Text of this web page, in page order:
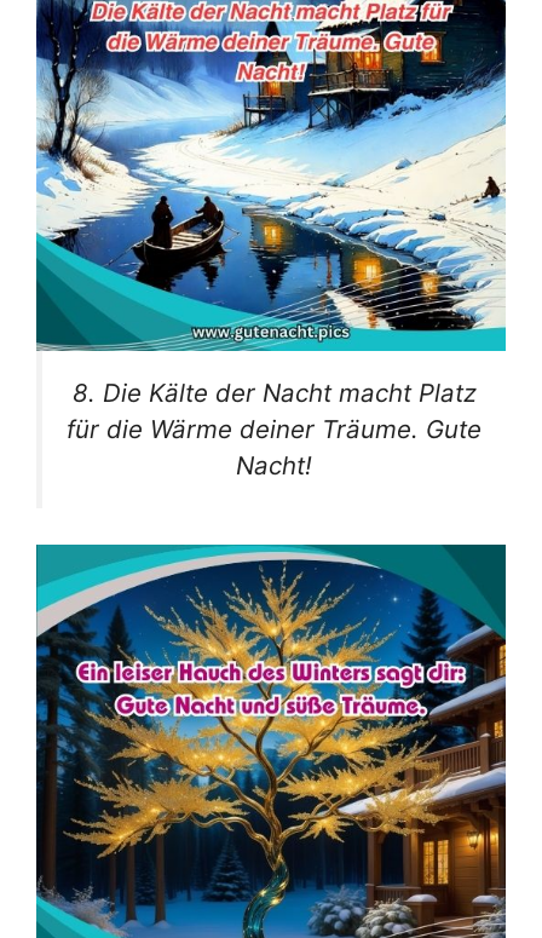
8. Die Kälte der Nacht macht Platz
für die Wärme deiner Träume. Gute
Nacht!